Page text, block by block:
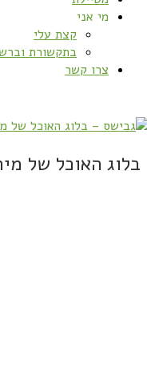
מי אני
קצת עלי
בתקשורת
צרו קשר
בלוג האוכל של